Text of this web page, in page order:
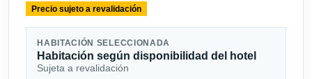
Precio sujeto a revalidación
HABITACIÓN SELECCIONADA
Habitación según disponibilidad del hotel
Sujeta a revalidación